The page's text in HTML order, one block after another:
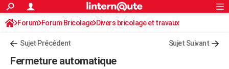
ACTUALITÉS
Politique
Société
Faits Divers
Education
Monde
Villes
+ Rechercher
S'inscrire
Connexion
Forum Forum Bricolage Divers bricolage et travaux
Sujet Précédent Sujet Suivant
Fermeture automatique